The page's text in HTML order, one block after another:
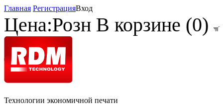
Главная РегистрацияВход
Цена:Розн В корзине (0)
Технологии экономичной печати